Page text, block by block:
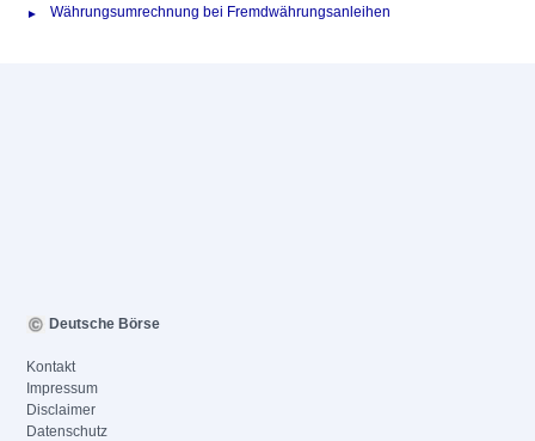
Währungsumrechnung bei Fremdwährungsanleihen
Deutsche Börse
Kontakt
Impressum
Disclaimer
Datenschutz